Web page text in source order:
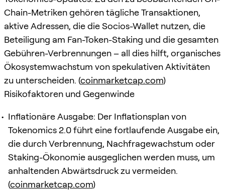
Chain-Metriken gehören tägliche Transaktionen,
aktive Adressen, die die Socios-Wallet nutzen, die
Beteiligung am Fan-Token-Staking und die gesamten
Gebühren-Verbrennungen – all dies hilft, organisches
Ökosystemwachstum von spekulativen Aktivitäten
zu unterscheiden. (coinmarketcap.com)
Risikofaktoren und Gegenwinde
Inflationäre Ausgabe: Der Inflationsplan von
Tokenomics 2.0 führt eine fortlaufende Ausgabe ein,
die durch Verbrennung, Nachfragewachstum oder
Staking-Ökonomie ausgeglichen werden muss, um
anhaltenden Abwärtsdruck zu vermeiden.
(coinmarketcap.com)